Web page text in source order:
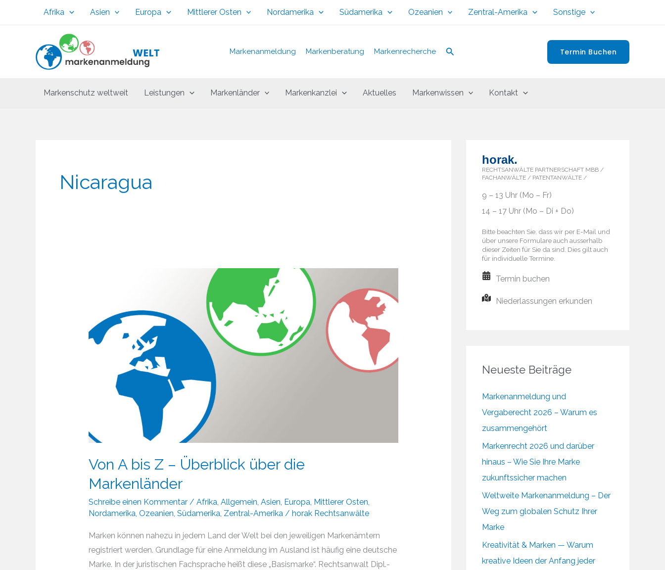
Afrika Asien Europa Mittlerer Osten Nordamerika Südamerika Ozeanien Zentral-Amerika Sonstige
Markenanmeldung Markenberatung Markenrecherche Suchen Termin Buchen
Markenschutz weltweit Leistungen Markenländer Markenkanzlei Aktuelles Markenwissen Kontakt
Nicaragua
Von A bis Z – Überblick über die
Markenländer
Schreibe einen Kommentar / Afrika, Allgemein, Asien, Europa, Mittlerer Osten,
Nordamerika, Ozeanien, Südamerika, Zentral-Amerika/ horak Rechtsanwälte
Marken können nahezu in jedem Land der Welt bei den jeweiligen Markenämtern
registriert werden. Grundlage für eine Anmeldung im Ausland ist häufig eine deutsche
Marke. In der juristischen Fachsprache heißt diese „Basismarke“. Rechtsanwalt Dipl.-
horak.
RECHTSANWÄLTE PARTNERSCHAFT MBB /
FACHANWÄLTE / PATENTANWÄLTE /
9 – 13 Uhr (Mo – Fr)
14 – 17 Uhr (Mo – Di + Do)
Bitte beachten Sie, dass wir per E-Mail und
über unsere Formulare auch ausserhalb
dieser Zeiten für Sie da sind. Dies gilt auch
für individuelle Termine.
Termin buchen
Niederlassungen erkunden
Neueste Beiträge
Markenanmeldung und
Vergaberecht 2026 – Warum es
zusammengehört
Markenrecht 2026 und darüber
hinaus – Wie Sie Ihre Marke
zukunftssicher machen
Weltweite Markenanmeldung – Der
Weg zum globalen Schutz Ihrer
Marke
Kreativität & Marken — Warum
kreative Ideen der Anfang jeder